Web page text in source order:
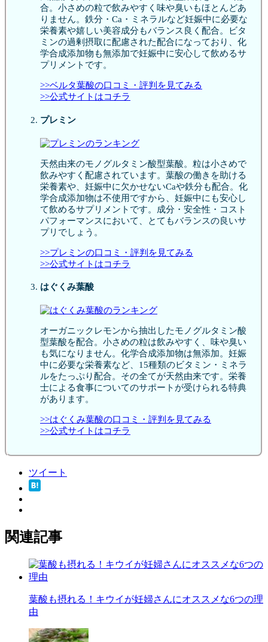
合。小さめの粒で飲みやすく味や臭いもほとんどあ
りません。鉄分・Ca・ミネラルなど妊娠中に必要な
栄養素や嬉しい美容成分もバランス良く配合。ビタ
ミンの過剰摂取に配慮された配合になっており、化
学合成添加物も無添加で妊娠中に安心して飲めるサ
プリメントです。
>>ベルタ葉酸の口コミ・評判を見てみる
>>公式サイトはコチラ
プレミン
天然由来のモノグルタミン酸型葉酸。粒は小さめで
飲みやすく配慮されています。葉酸の働きを助ける
栄養素や、妊娠中に欠かせないCaや鉄分も配合。化
学合成添加物は不使用ですから、妊娠中にも安心し
て飲めるサプリメントです。成分・安全性・コスト
パフォーマンスにおいて、とてもバランスの良いサ
プリでしょう。
>>プレミンの口コミ・評判を見てみる
>>公式サイトはコチラ
はぐくみ葉酸
オーガニックレモンから抽出したモノグルタミン酸
型葉酸を配合。小さめの粒は飲みやすく、味や臭い
も気になりません。化学合成添加物は無添加。妊娠
中に必要な栄養素など、15種類のビタミン・ミネラ
ルをたっぷり配合。その全てが天然由来です。栄養
士による食事についてのサポートが受けられる特典
があります。
>>はぐくみ葉酸の口コミ・評判を見てみる
>>公式サイトはコチラ
ツイート
関連記事
葉酸も摂れる！キウイが妊婦さんにオススメな6つの理
由